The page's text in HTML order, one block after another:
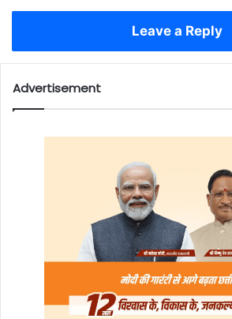
Leave a Reply
Advertisement